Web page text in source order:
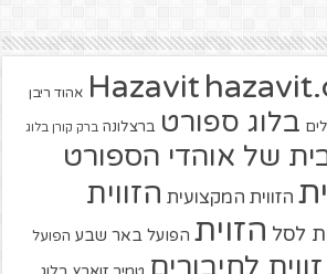
Hazavit אהוד ריבן
בלוג ספורט ברצלונה ברק קורן בלוג
של אוהדי הספורט
הזווית המקצועית הזווית
לסל הזוית הפועל באר שבע הפועל
זווית לחיבורים